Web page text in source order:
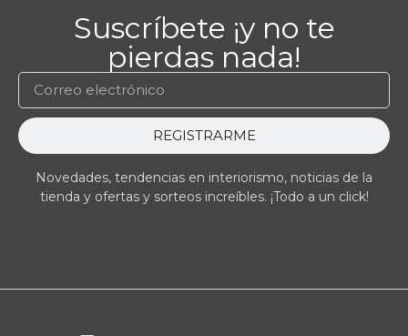
Suscríbete ¡y no te
pierdas nada!
REGISTRARME
Novedades, tendencias en interiorismo, noticias de la
tienda y ofertas y sorteos increíbles. ¡Todo a un click!